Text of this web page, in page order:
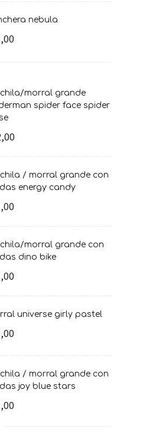
nebula
spider face spider
energy candy
dino bike
universe girly pastel
joy blue stars